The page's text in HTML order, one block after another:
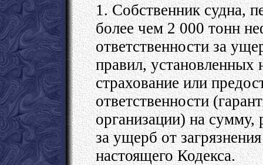
1. Собственник судна,
более чем 2 000 тонн
ответственности за
правил, установленных
страхование или
ответственности
организации) на сумму,
за ущерб от
настоящего Кодекса.